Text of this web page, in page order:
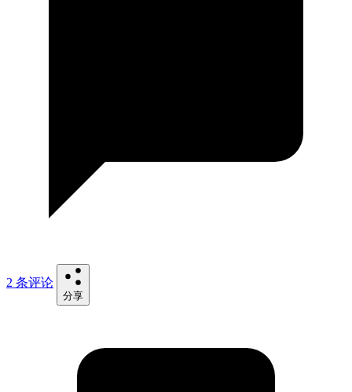
2 条评论
分享